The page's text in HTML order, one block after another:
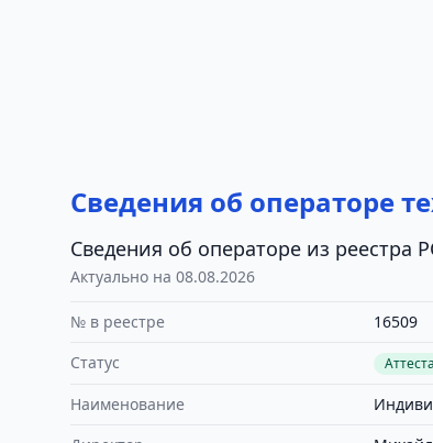
Сведения об операторе
Сведения об операторе из реестра
Актуально на 08.08.2026
№ в реестре
16509
Статус
Наименование